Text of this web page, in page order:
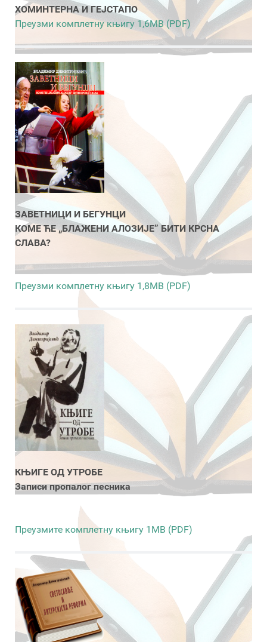
ХОМИНТЕРНА И ГЕЈСТАПО
Преузми комплетну књигу 1,6MB (PDF)
ЗАВЕТНИЦИ И БЕГУНЦИ
КОМЕ ЋЕ „БЛАЖЕНИ АЛОЗИЈЕ” БИТИ КРСНА
СЛАВА?
Преузми комплетну књигу 1,8MB (PDF)
КЊИГЕ ОД УТРОБЕ
Записи пропалог песника
Преузмите комплетну књигу 1MB (PDF)